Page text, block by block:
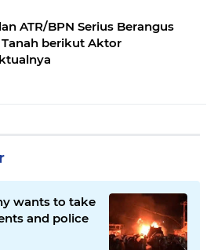
ATR/BPN Serius Berangus
berikut Aktor
wants to take
and police